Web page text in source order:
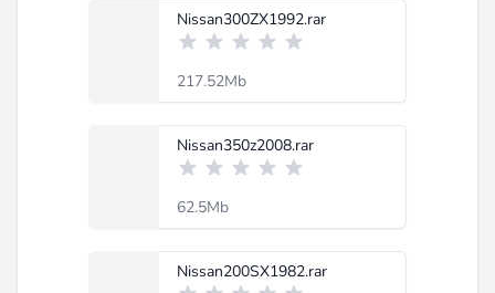
Nissan300ZX1992.rar
217.52Mb
Nissan350z2008.rar
62.5Mb
Nissan200SX1982.rar